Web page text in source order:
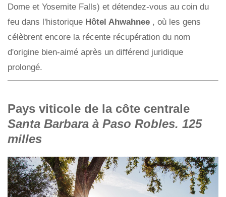
Dome et Yosemite Falls) et détendez-vous au coin du
feu dans l'historique Hôtel Ahwahnee , où les gens
célèbrent encore la récente récupération du nom
d'origine bien-aimé après un différend juridique
prolongé.
Pays viticole de la côte centrale
Santa Barbara à Paso Robles. 125
milles